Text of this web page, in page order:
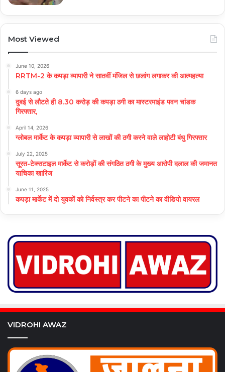
Most Viewed
June 10, 2026
RRTM-2 के कपड़ा व्यापारी ने सातवीं मंजिल से छलांग लगाकर की आत्महत्या
6 days ago
दुबई से लौटते ही 8.30 करोड़ की कपड़ा ठगी का मास्टरमाइंड पवन चांडक
गिरफ्तार,
April 14, 2026
ग्लोबल मार्केट के कपड़ा व्यापारी से लाखों की ठगी करने वाले लाहोटी बंधु गिरफ्तार
July 22, 2025
सूरत-टेक्सटाइल मार्केट से करोड़ों की संगठित ठगी के मुख्य आरोपी दलाल की जमानत
याचिका खारिज
June 11, 2025
कपड़ा मार्केट में दो युवकों को निर्वस्त्र कर पीटने का पीटने का वीडियो वायरल
VIDROHI AWAZ